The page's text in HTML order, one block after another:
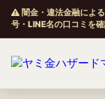
闇金・違法金融によ
号・LINE名の口コミを